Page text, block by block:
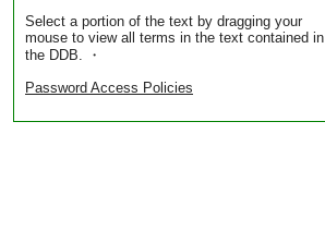
Select a portion of the text by dragging your
mouse to view all terms in the text contained in
the DDB. ・
Password Access Policies